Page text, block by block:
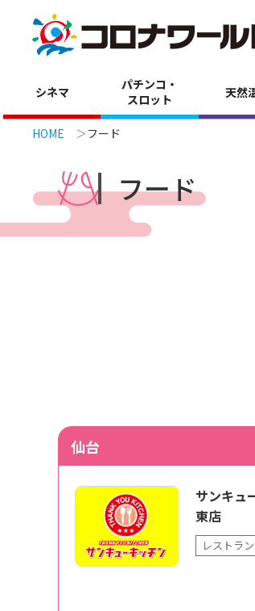
シネマ
パチンコ・
スロット
天然
HOME フード
フード
仙台
サンキュ
東店
レストラン